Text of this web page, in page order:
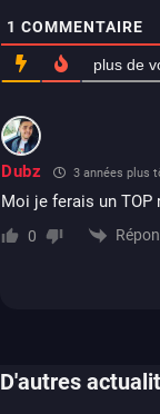
1 COMMENTAIRE
plus de
Dubz 3 années plus
Moi je ferais un TOP
0
D'autres